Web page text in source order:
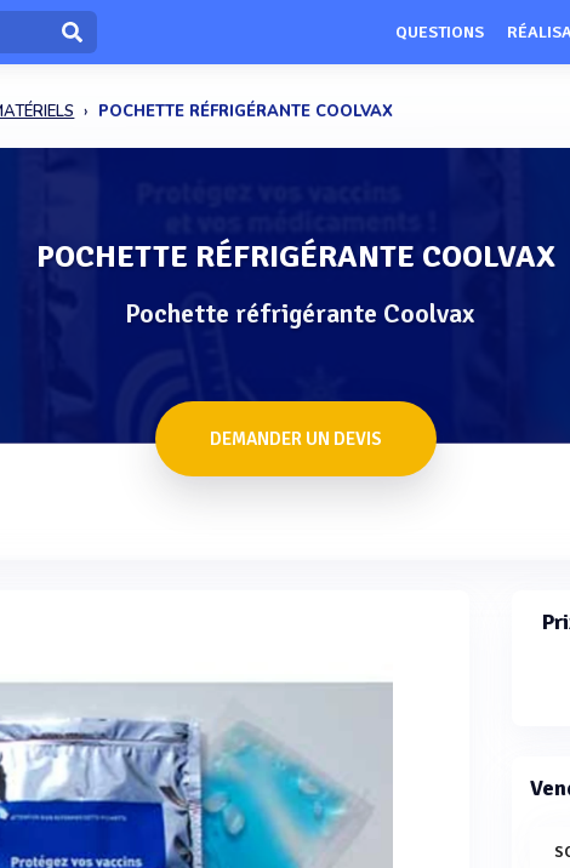
QUESTIONS
POCHETTE RÉFRIGÉRANTE COOLVAX
POCHETTE RÉFRIGÉRANTE COOLVAX
Pochette réfrigérante Coolvax
DEMANDER UN DEVIS